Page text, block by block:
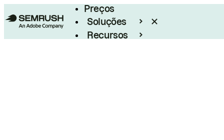
Preços
Soluções
Recursos